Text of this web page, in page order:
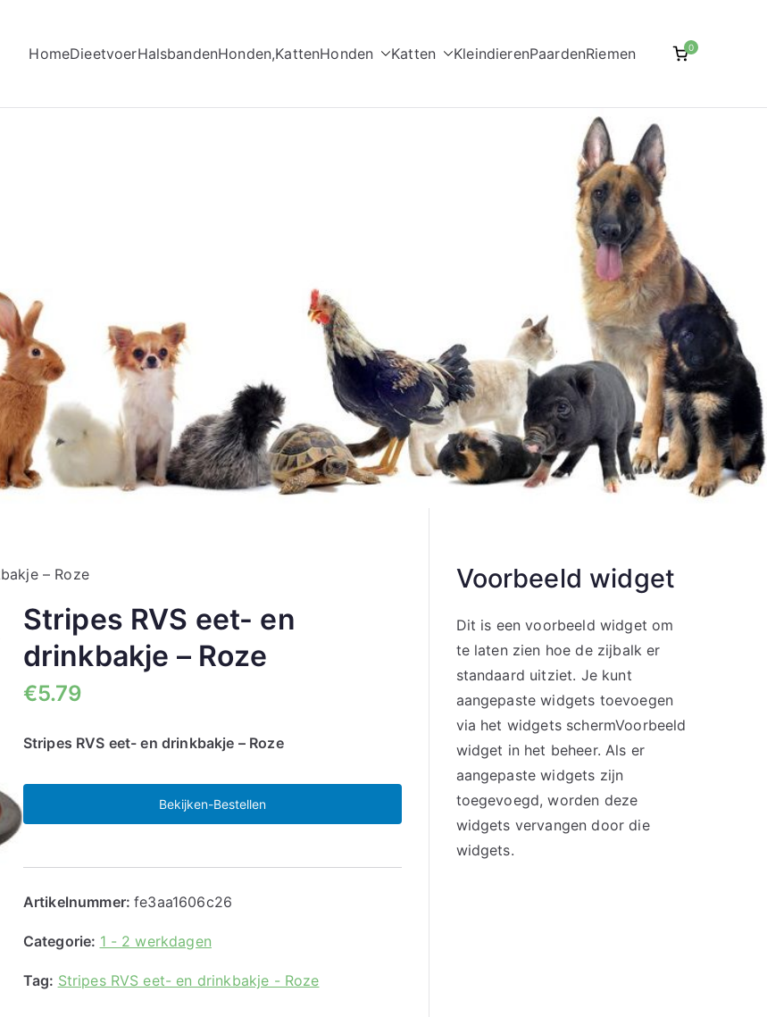
HomeDieetvoerHalsbandenHonden,KattenHonden Katten KleindierenPaardenRiemen 0
– Roze
Stripes RVS eet- en
drinkbakje – Roze
€5.79
Stripes RVS eet- en drinkbakje – Roze
Bekijken-Bestellen
Artikelnummer:fe3aa1606c26
Categorie: 1 - 2 werkdagen
Tag: Stripes RVS eet- en drinkbakje - Roze
Voorbeeld widget
Dit is een voorbeeld widget om
te laten zien hoe de zijbalk er
standaard uitziet. Je kunt
aangepaste widgets toevoegen
via het widgets schermVoorbeeld
widget in het beheer. Als er
aangepaste widgets zijn
toegevoegd, worden deze
widgets vervangen door die
widgets.